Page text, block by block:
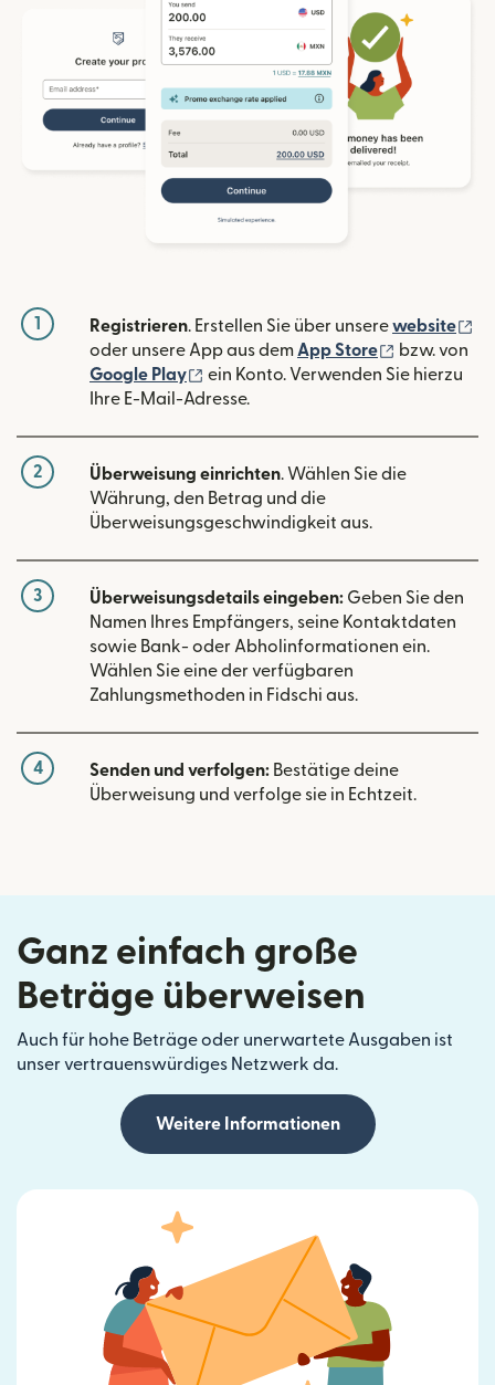
1 Registrieren. Erstellen Sie über unserewebsite
oder unsere App aus dem App Store (wird in
bzw. von
Google Play
(wird in einem neuen Fenster
ein Konto. Verwenden Sie hierzu
Ihre E-Mail-Adresse.
2 Überweisung einrichten. Wählen Sie die
Währung, den Betrag und die
Überweisungsgeschwindigkeit aus.
3 Überweisungsdetails eingeben: Geben Sie den
Namen Ihres Empfängers, seine Kontaktdaten
sowie Bank- oder Abholinformationen ein.
Wählen Sie eine der verfügbaren
Zahlungsmethoden in Fidschi aus.
4 Senden und verfolgen: Bestätige deine
Überweisung und verfolge sie in Echtzeit.
Ganz einfach große
Beträge überweisen
Auch für hohe Beträge oder unerwartete Ausgaben ist
unser vertrauenswürdiges Netzwerk da.
Weitere Informationen